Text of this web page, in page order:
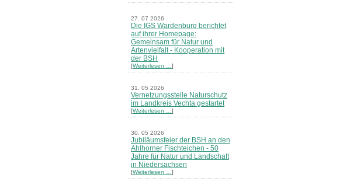
27. 07 2026
Die IGS Wardenburg berichtet
auf ihrer Homepage:
Gemeinsam für Natur und
Artenvielfalt - Kooperation mit
der BSH
[Weiterlesen … ]
31. 05 2026
Vernetzungsstelle Naturschutz
im Landkreis Vechta gestartet
[Weiterlesen … ]
30. 05 2026
Jubiläumsfeier der BSH an den
Ahlhorner Fischteichen - 50
Jahre für Natur und Landschaft
in Niedersachsen
[Weiterlesen … ]